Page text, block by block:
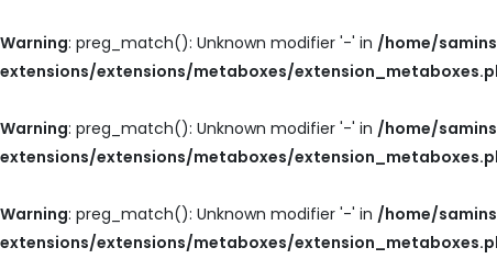
Warning: preg_match(): Unknown modifier '-' in /home/
extensions/extensions/metaboxes/
Warning: preg_match(): Unknown modifier '-' in /home/
extensions/extensions/metaboxes/
Warning: preg_match(): Unknown modifier '-' in /home/
extensions/extensions/metaboxes/